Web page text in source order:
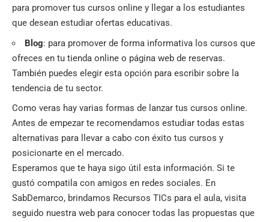
para promover tus cursos online y llegar a los estudiantes
que desean estudiar ofertas educativas.
Blog: para promover de forma informativa los cursos que
ofreces en tu tienda online o página web de reservas.
También puedes elegir esta opción para escribir sobre la
tendencia de tu sector.
Como veras hay varias formas de lanzar tus cursos online.
Antes de empezar te recomendamos estudiar todas estas
alternativas para llevar a cabo con éxito tus cursos y
posicionarte en el mercado.
Esperamos que te haya sigo útil esta información. Si te
gustó compatila con amigos en redes sociales. En
SabDemarco, brindamos Recursos TICs para el aula, visita
seguido nuestra web para conocer todas las propuestas que